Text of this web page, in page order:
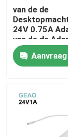
Neem
Verzoek om
De muur zet
De Adapter
van de de
24V 0.75A
van de de
de Universele
Gelijkstroom